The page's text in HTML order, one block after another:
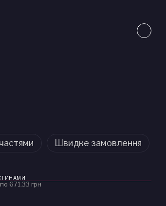
Швидке замовлення
671.33 грн